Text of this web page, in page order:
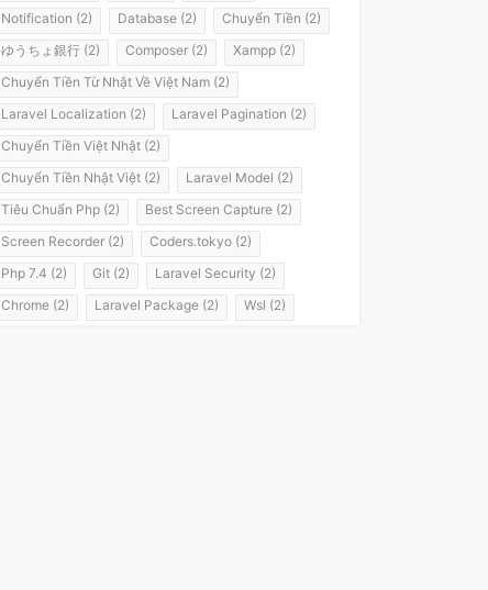
Notification (2)
Database (2)
Chuyển Tiền (2)
ゆうちょ銀行 (2)
Composer (2)
Xampp (2)
Chuyển Tiền Từ Nhật Về Việt Nam (2)
Laravel Localization (2)
Laravel Pagination (2)
Chuyển Tiền Việt Nhật (2)
Chuyển Tiền Nhật Việt (2)
Laravel Model (2)
Tiêu Chuẩn Php (2)
Best Screen Capture (2)
Screen Recorder (2)
Coders.tokyo (2)
Php 7.4 (2)
Git (2)
Laravel Security (2)
Chrome (2)
Laravel Package (2)
Wsl (2)